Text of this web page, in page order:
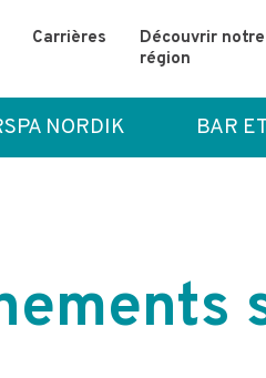
Carrières
Découvrir notre
région
NORDIK BAR